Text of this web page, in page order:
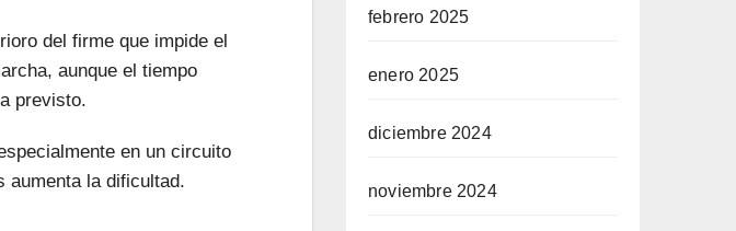
del firme que impide el
aunque el tiempo
previsto.
en un circuito
aumenta la dificultad.
febrero 2025
enero 2025
diciembre 2024
noviembre 2024